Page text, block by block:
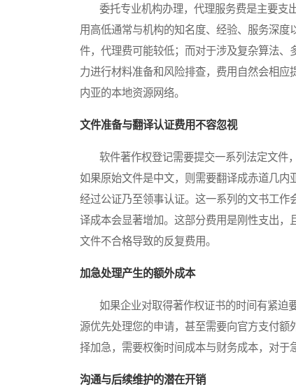
委托专业机构办理，代理服务费是主要支
用高低通常与机构的知名度、经验、服务深
件，代理费可能较低；而对于涉及复杂算法
力进行材料准备和风险排查，费用自然会相
内亚的本地资源网络。
文件准备与翻译认证费用不容忽视
软件著作权登记需要提交一系列法定文件，
如果原始文件是中文，则需要翻译成赤道几
经过公证乃至领事认证。这一系列的文书工
译成本会显著增加。这部分费用是刚性支出，
文件不合格导致的反复费用。
加急处理产生的额外成本
如果企业对取得著作权证书的时间有紧迫
源优先处理您的申请，甚至需要向官方支付
择加急，需要权衡时间成本与财务成本，对于
沟通与后续维护的潜在开销